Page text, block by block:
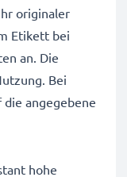
originaler
Etikett bei
an. Die
Bei
die angegebene
hohe